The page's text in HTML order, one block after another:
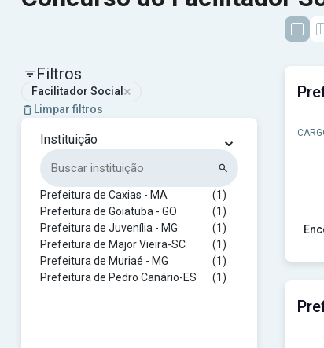
Filtros
Facilitador Social ×
Limpar filtros
Instituição ⌄
Prefeitura de Caxias - MA
(1)
Prefeitura de Goiatuba - GO
(1)
Prefeitura de Juvenília - MG
(1)
Prefeitura de Major Vieira-SC
(1)
Prefeitura de Muriaé - MG
(1)
Prefeitura de Pedro Canário-ES
(1)